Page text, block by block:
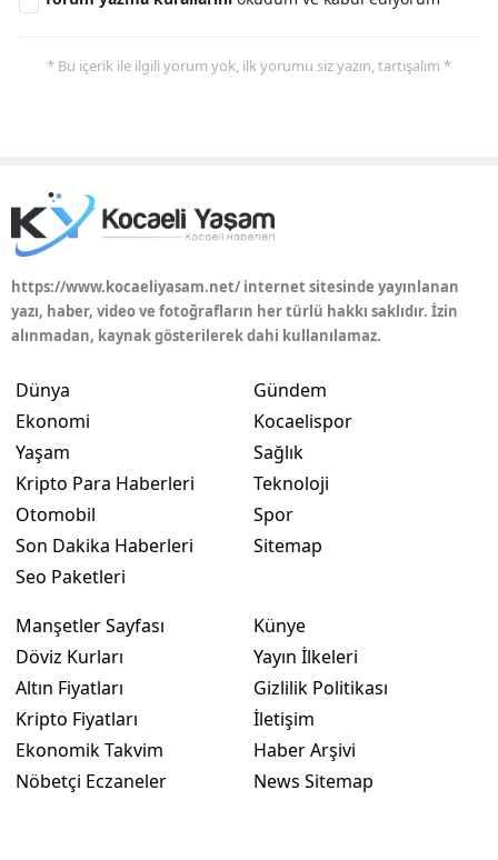
* Bu içerik ile ilgili yorum yok, ilk yorumu siz yazın, tartışalım *
https://www.kocaeliyasam.net/ internet sitesinde yayınlanan
yazı, haber, video ve fotoğrafların her türlü hakkı saklıdır. İzin
alınmadan, kaynak gösterilerek dahi kullanılamaz.
Dünya
Ekonomi
Yaşam
Kripto Para Haberleri
Otomobil
Son Dakika Haberleri
Seo Paketleri
Gündem
Kocaelispor
Sağlık
Teknoloji
Spor
Sitemap
Manşetler Sayfası
Döviz Kurları
Altın Fiyatları
Kripto Fiyatları
Ekonomik Takvim
Nöbetçi Eczaneler
Künye
Yayın İlkeleri
Gizlilik Politikası
İletişim
Haber Arşivi
News Sitemap